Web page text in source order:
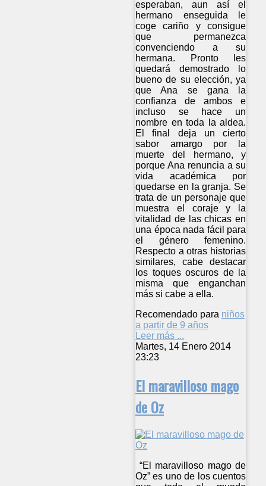
esperaban, aun así el
hermano enseguida le
coge cariño y consigue
que permanezca
convenciendo a su
hermana. Pronto les
quedará demostrado lo
bueno de su elección, ya
que Ana se gana la
confianza de ambos e
incluso se hace un
nombre en toda la aldea.
El final deja un cierto
sabor amargo por la
muerte del hermano, y
porque Ana renuncia a su
vida académica por
quedarse en la granja. Se
trata de un personaje que
muestra el coraje y la
vitalidad de las chicas en
una época nada fácil para
el género femenino.
Respecto a otras historias
similares, cabe destacar
los toques oscuros de la
misma que enganchan
más si cabe a ella.
Recomendado para niños
a partir de 9 años
Leer más ...
Martes, 14 Enero 2014
23:23
El maravilloso mago
de Oz
“El maravilloso mago de
Oz” es uno de los cuentos